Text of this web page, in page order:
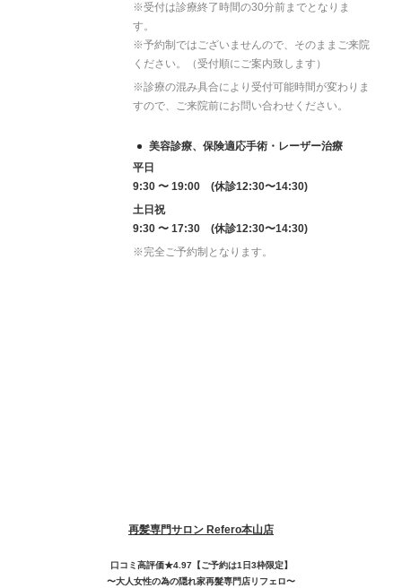
※受付は診療終了時間の30分前までとなりま
す。
※予約制ではございませんので、そのままご来院
ください。（受付順にご案内致します）
※診療の混み具合により受付可能時間が変わりま
すので、ご来院前にお問い合わせください。
美容診療、保険適応手術・レーザー治療
平日
9:30 〜 19:00 (休診12:30〜14:30)
土日祝
9:30 〜 17:30 (休診12:30〜14:30)
※完全ご予約制となります。
再髪専門サロン Refero本山店
口コミ高評価★4.97【ご予約は1日3枠限定】
〜大人女性の為の隠れ家再髮専門店リフェロ〜